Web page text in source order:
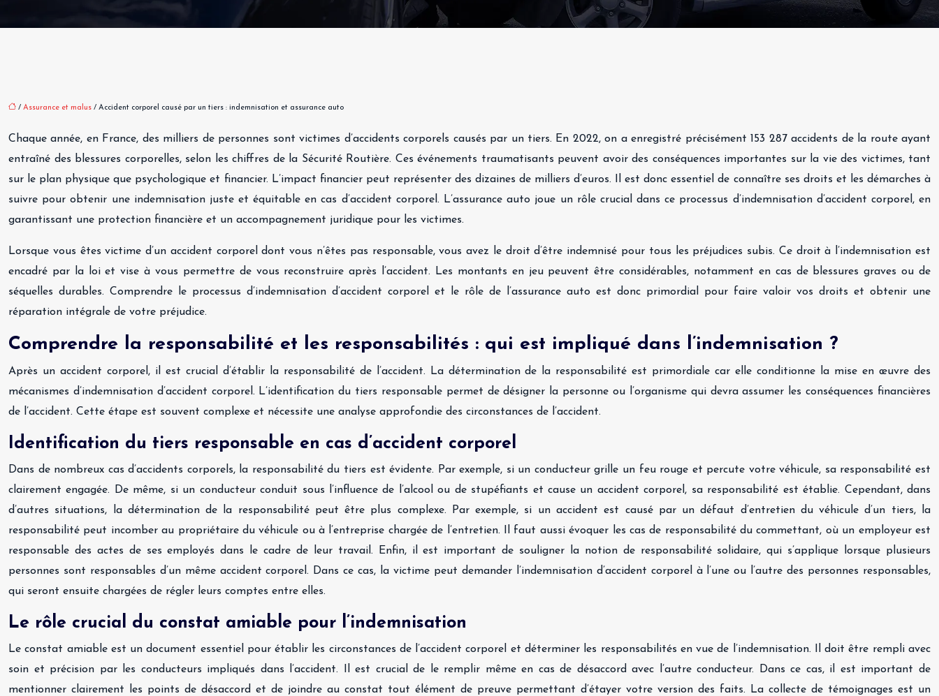
/ Assurance et malus / Accident corporel causé par un tiers : indemnisation et assurance auto
Chaque année, en France, des milliers de personnes sont victimes d’accidents corporels causés par un tiers. En 2022, on a enregistré précisément 153 287 accidents de la route ayant
entraîné des blessures corporelles, selon les chiffres de la Sécurité Routière. Ces événements traumatisants peuvent avoir des conséquences importantes sur la vie des victimes, tant
sur le plan physique que psychologique et financier. L’impact financier peut représenter des dizaines de milliers d’euros. Il est donc essentiel de connaître ses droits et les démarches à
suivre pour obtenir une indemnisation juste et équitable en cas d’accident corporel. L’assurance auto joue un rôle crucial dans ce processus d’indemnisation d’accident corporel, en
garantissant une protection financière et un accompagnement juridique pour les victimes.
Lorsque vous êtes victime d’un accident corporel dont vous n’êtes pas responsable, vous avez le droit d’être indemnisé pour tous les préjudices subis. Ce droit à l’indemnisation est
encadré par la loi et vise à vous permettre de vous reconstruire après l’accident. Les montants en jeu peuvent être considérables, notamment en cas de blessures graves ou de
séquelles durables. Comprendre le processus d’indemnisation d’accident corporel et le rôle de l’assurance auto est donc primordial pour faire valoir vos droits et obtenir une
réparation intégrale de votre préjudice.
Comprendre la responsabilité et les responsabilités : qui est impliqué dans l’indemnisation ?
Après un accident corporel, il est crucial d’établir la responsabilité de l’accident. La détermination de la responsabilité est primordiale car elle conditionne la mise en œuvre des
mécanismes d’indemnisation d’accident corporel. L’identification du tiers responsable permet de désigner la personne ou l’organisme qui devra assumer les conséquences financières
de l’accident. Cette étape est souvent complexe et nécessite une analyse approfondie des circonstances de l’accident.
Identification du tiers responsable en cas d’accident corporel
Dans de nombreux cas d’accidents corporels, la responsabilité du tiers est évidente. Par exemple, si un conducteur grille un feu rouge et percute votre véhicule, sa responsabilité est
clairement engagée. De même, si un conducteur conduit sous l’influence de l’alcool ou de stupéfiants et cause un accident corporel, sa responsabilité est établie. Cependant, dans
d’autres situations, la détermination de la responsabilité peut être plus complexe. Par exemple, si un accident est causé par un défaut d’entretien du véhicule d’un tiers, la
responsabilité peut incomber au propriétaire du véhicule ou à l’entreprise chargée de l’entretien. Il faut aussi évoquer les cas de responsabilité du commettant, où un employeur est
responsable des actes de ses employés dans le cadre de leur travail. Enfin, il est important de souligner la notion de responsabilité solidaire, qui s’applique lorsque plusieurs
personnes sont responsables d’un même accident corporel. Dans ce cas, la victime peut demander l’indemnisation d’accident corporel à l’une ou l’autre des personnes responsables,
qui seront ensuite chargées de régler leurs comptes entre elles.
Le rôle crucial du constat amiable pour l’indemnisation
Le constat amiable est un document essentiel pour établir les circonstances de l’accident corporel et déterminer les responsabilités en vue de l’indemnisation. Il doit être rempli avec
soin et précision par les conducteurs impliqués dans l’accident. Il est crucial de le remplir même en cas de désaccord avec l’autre conducteur. Dans ce cas, il est important de
mentionner clairement les points de désaccord et de joindre au constat tout élément de preuve permettant d’étayer votre version des faits. La collecte de témoignages est un